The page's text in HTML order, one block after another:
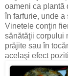
oameni ca plantă
în farfurie, unde
Vinetele conţin
sănătăţii corpului
prăjite sau în
acelaşi efect